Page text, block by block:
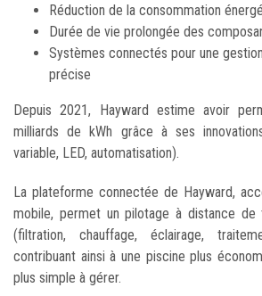
Réduction de la consommation
Durée de vie prolongée des
Systèmes connectés pour une
précise
Depuis 2021, Hayward estime avoir
milliards de kWh grâce à ses
variable, LED, automatisation).
La plateforme connectée de Hayward,
mobile, permet un pilotage à distance de
(filtration, chauffage, éclairage,
contribuant ainsi à une piscine plus
plus simple à gérer.